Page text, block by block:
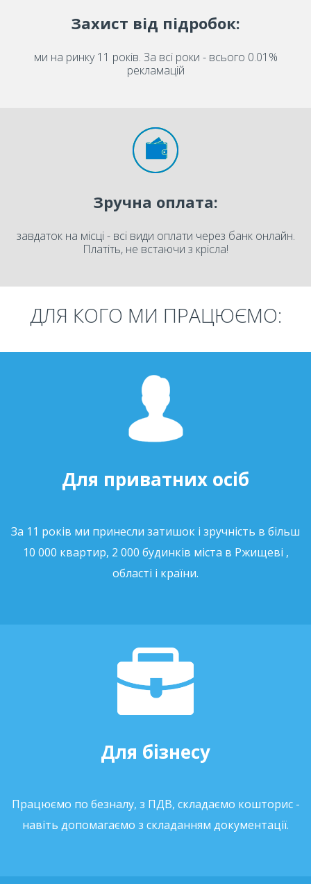
Захист від підробок:
ми на ринку 11 років. За всі роки - всього 0.01%
рекламацій
Зручна оплата:
завдаток на місці - всі види оплати через банк онлайн.
Платіть, не встаючи з крісла!
ДЛЯ КОГО МИ ПРАЦЮЄМО:
Для приватних осіб
За 11 років ми принесли затишок і зручність в більш
10 000 квартир, 2 000 будинків міста в Ржищеві ,
області і країни.
Для бізнесу
Працюємо по безналу, з ПДВ, складаємо кошторис -
навіть допомагаємо з складанням документації.